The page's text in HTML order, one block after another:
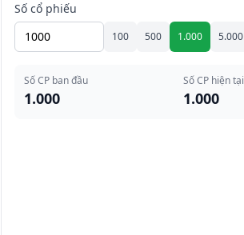
Số cổ phiếu
100 500 1.000 5.000
Số CP ban đầu
1.000
Số CP hiện tại
1.000